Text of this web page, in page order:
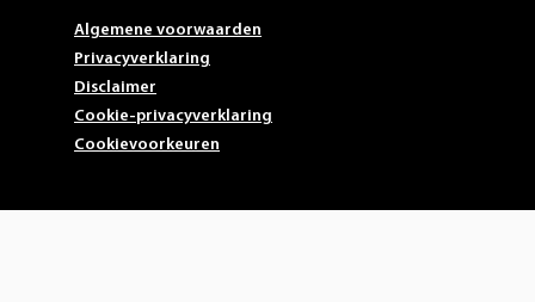
Algemene voorwaarden
Privacyverklaring
Disclaimer
Cookie-privacyverklaring
Cookievoorkeuren